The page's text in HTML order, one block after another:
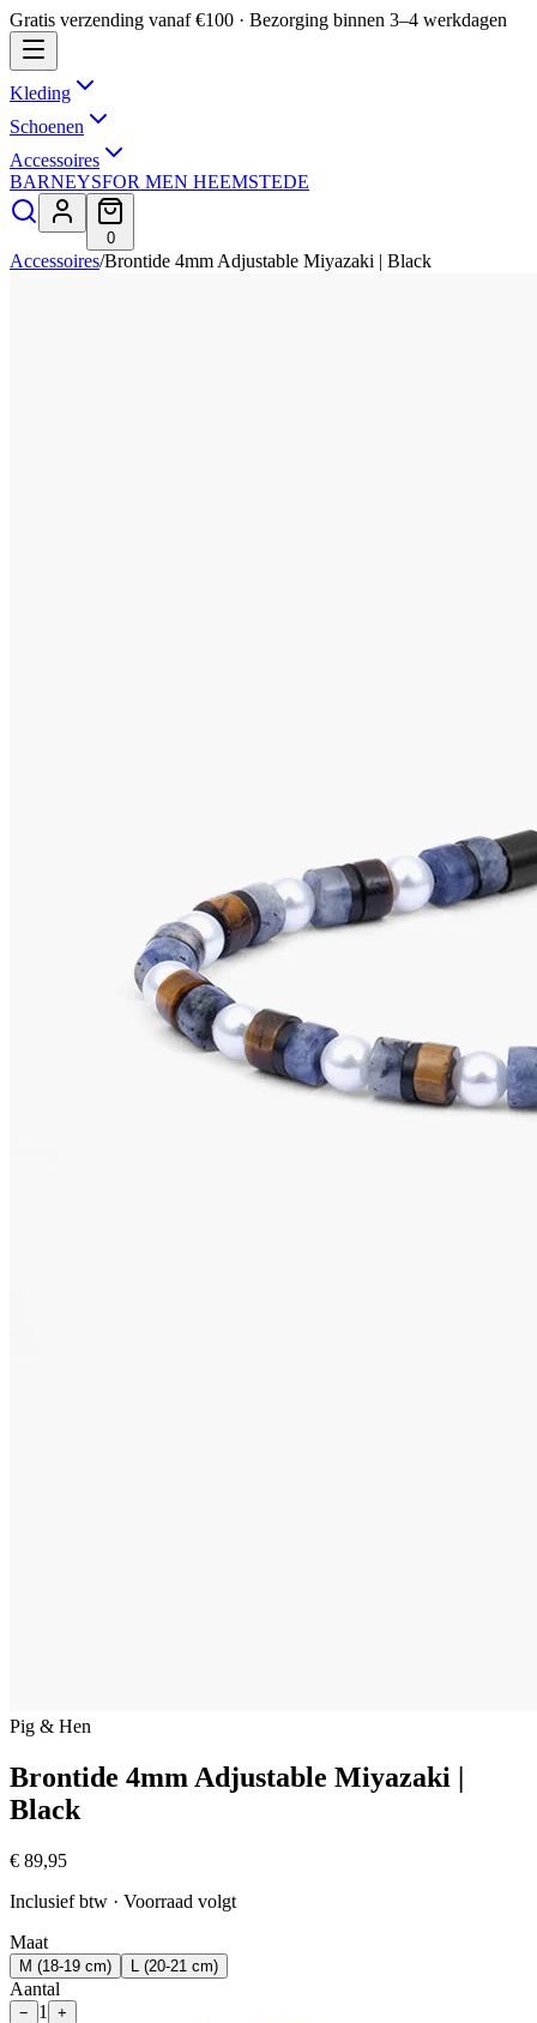
Gratis verzending vanaf €100 · Bezorging binnen 3–4 werkdagen
Kleding
Schoenen
Accessoires
BARNEYSFOR MEN HEEMSTEDE
0
Accessoires/Brontide 4mm Adjustable Miyazaki | Black
Pig & Hen
Brontide 4mm Adjustable Miyazaki |
Black
€ 89,95
Inclusief btw · Voorraad volgt
Maat
M (18-19 cm) L (20-21 cm)
Aantal
− 1
+